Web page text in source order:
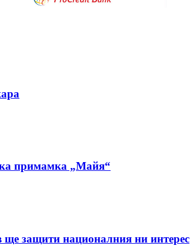
примамка „Майя“
защити националния ни интерес